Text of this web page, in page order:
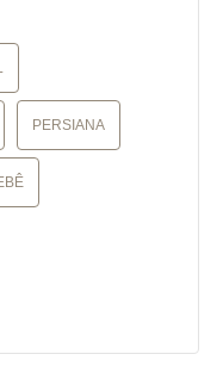
PERSIANA